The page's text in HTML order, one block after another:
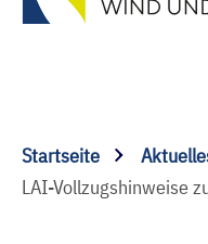
Startseite
LAI-Vollzugshinweise